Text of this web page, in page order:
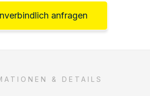
anfragen
& DETAILS